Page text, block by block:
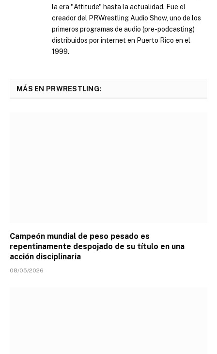
la era "Attitude" hasta la actualidad. Fue el
creador del PRWrestling Audio Show, uno de los
primeros programas de audio (pre-podcasting)
distribuidos por internet en Puerto Rico en el
1999.
MÁS EN PRWRESTLING:
Campeón mundial de peso pesado es
repentinamente despojado de su título en una
acción disciplinaria
08/05/2026